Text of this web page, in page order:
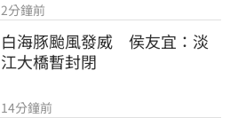
2分鐘前
白海豚颱風發威　侯友宜：淡
江大橋暫封閉
14分鐘前